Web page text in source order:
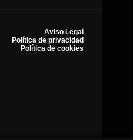
Aviso Legal
Política de privacidad
Política de cookies